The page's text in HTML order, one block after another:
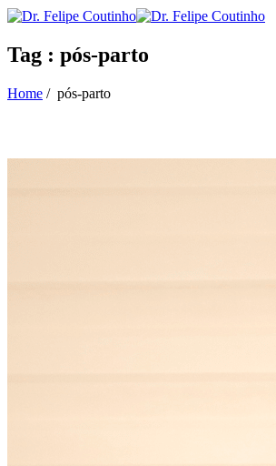
Tag : pós-parto
Home / pós-parto